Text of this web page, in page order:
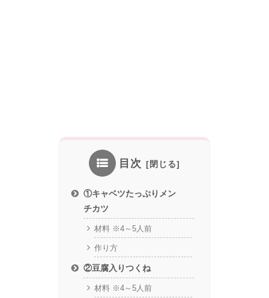
目次
①キャベツたっぷりメン
チカツ
材料 ※4～5人前
作り方
②豆腐入りつくね
材料 ※4～5人前